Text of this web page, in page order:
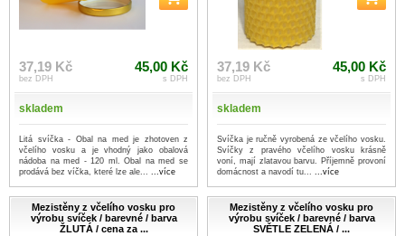
37,19 Kč
bez DPH
45,00 Kč
s DPH
skladem
Litá svíčka - Obal na med je zhotoven z
včelího vosku a je vhodný jako obalová
nádoba na med - 120 ml. Obal na med se
prodává bez víčka, které lze ale... ...více
37,19 Kč
bez DPH
45,00 Kč
s DPH
skladem
Svíčka je ručně vyrobená ze včelího vosku.
Svíčky z pravého včelího vosku krásně
voní, mají zlatavou barvu. Příjemně provoní
domácnost a navodí tu... ...více
Mezistěny z včelího vosku pro
výrobu svíček / barevné / barva
ŽLUTÁ / cena za ...
Mezistěny z včelího vosku pro
výrobu svíček / barevné / barva
SVĚTLE ZELENÁ / ...